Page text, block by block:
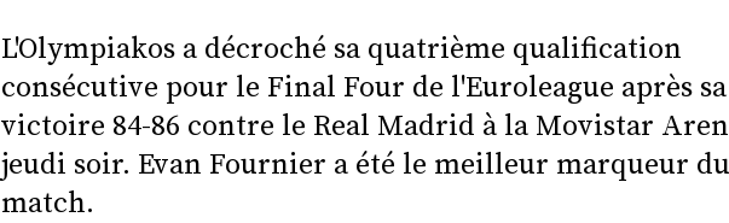
L'Olympiakos a décroché sa quatrième qualification
consécutive pour le Final Four de l'Euroleague après sa
victoire 84-86 contre le Real Madrid à la Movistar
jeudi soir. Evan Fournier a été le meilleur marqueur du
match.